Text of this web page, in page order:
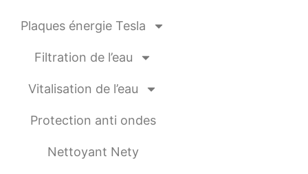
Plaques énergie Tesla
Filtration de l’eau
Vitalisation de l’eau
Protection anti ondes
Nettoyant Nety